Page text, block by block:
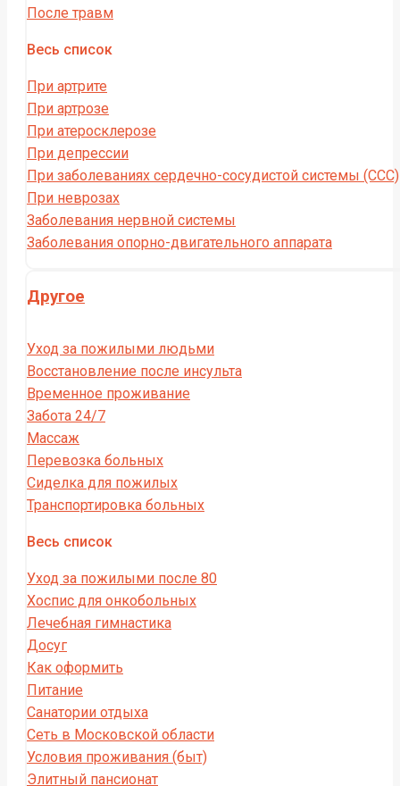
После травм
Весь список
При артрите
При артрозе
При атеросклерозе
При депрессии
При заболеваниях сердечно-сосудистой системы (CCC)
При неврозах
Заболевания нервной системы
Заболевания опорно-двигательного аппарата
Другое
Уход за пожилыми людьми
Восстановление после инсульта
Временное проживание
Забота 24/7
Массаж
Перевозка больных
Сиделка для пожилых
Транспортировка больных
Весь список
Уход за пожилыми после 80
Хоспис для онкобольных
Лечебная гимнастика
Досуг
Как оформить
Питание
Санатории отдыха
Сеть в Московской области
Условия проживания (быт)
Элитный пансионат